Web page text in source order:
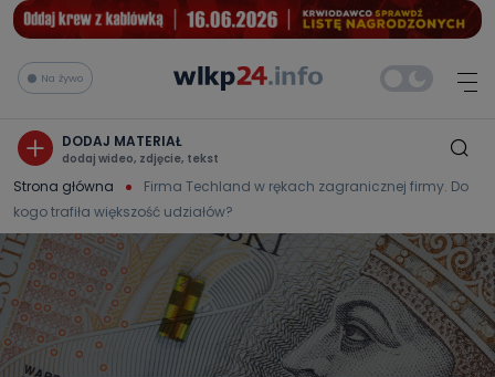
Na żywo
DODAJ MATERIAŁ
dodaj wideo, zdjęcie, tekst
Strona główna
Firma Techland w rękach zagranicznej firmy. Do
kogo trafiła większość udziałów?